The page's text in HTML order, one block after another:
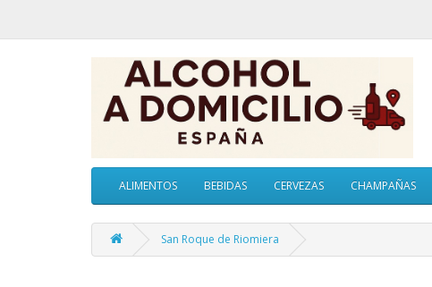
ALIMENTOS BEBIDAS CERVEZAS CHAMPAÑAS
San Roque de Riomiera